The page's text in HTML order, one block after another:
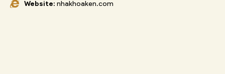
Website: nhakhoaken.com